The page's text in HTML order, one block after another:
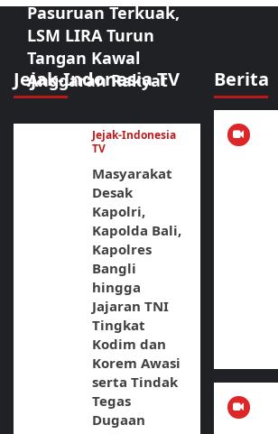
Jejak-Indonesia TV
Pasuruan Terkuak,
LSM LIRA Turun
Tangan Kawal
Anggaran Rakyat
Jejak-Indonesia
TV
Masyarakat
Desak
Kapolri,
Kapolda Bali,
Kapolres
Bangli
hingga
Jajaran TNI
Tingkat
Kodim dan
Korem Awasi
serta Tindak
Tegas
Dugaan
Berita